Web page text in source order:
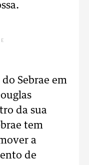
Sebrae em
da sua
tem
a
de